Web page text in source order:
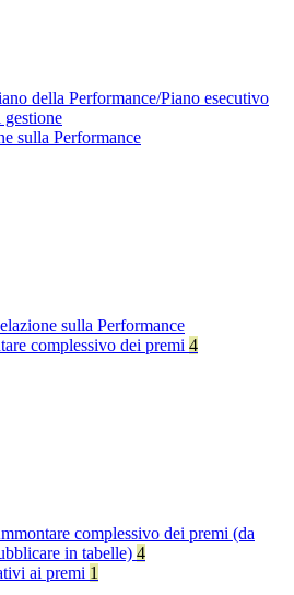
della Performance/Piano esecutivo
gestione
sulla Performance
sulla Performance
complessivo dei premi 4
complessivo dei premi (da
in tabelle) 4
ai premi 1